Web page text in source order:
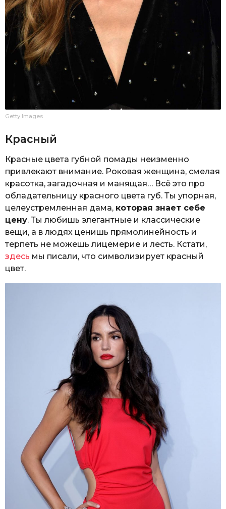
Getty Images
Красный
Красные цвета губной помады неизменно
привлекают внимание. Роковая женщина, смелая
красотка, загадочная и манящая… Всё это про
обладательницу красного цвета губ. Ты упорная,
целеустремленная дама, которая знает себе
цену. Ты любишь элегантные и классические
вещи, а в людях ценишь прямолинейность и
терпеть не можешь лицемерие и лесть. Кстати,
здесь мы писали, что символизирует красный
цвет.